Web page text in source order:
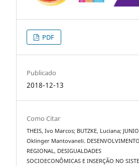
PDF
Publicado
2018-12-13
Como Citar
THEIS, Ivo Marcos; BUTZKE, Luciana;
Oklinger Mantovaneli. DESENVOLVIMENTO
REGIONAL, DESIGUALDADES
SOCIOECONÔMICAS E INSERÇÃO NO